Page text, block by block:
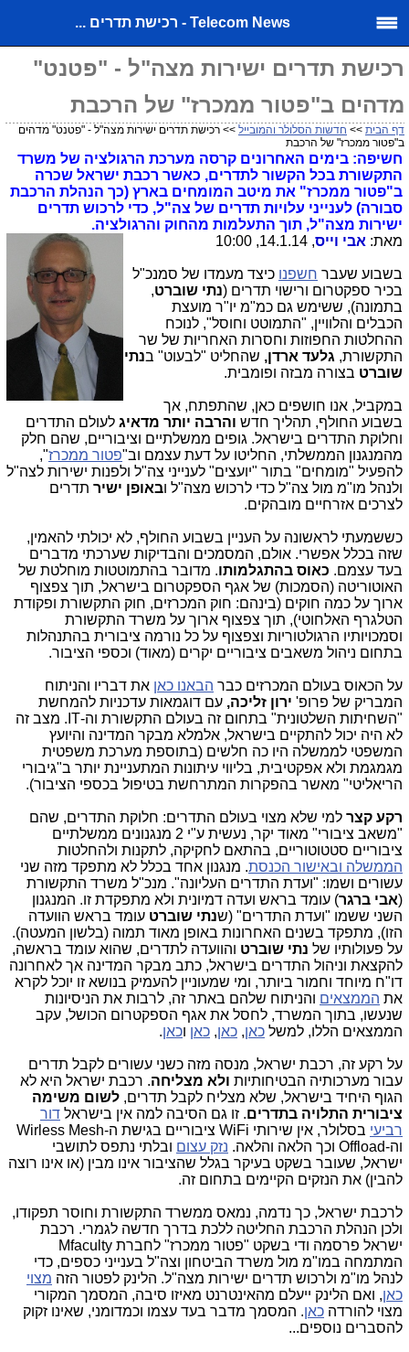
Telecom News - רכישת תדרים ...
רכישת תדרים ישירות מצה"ל - "פטנט"
מדהים ב"פטור ממכרז" של הרכבת
דף הבית >> חדשות הסלולר והמובייל >> רכישת תדרים ישירות מצה"ל - "פטנט" מדהים
ב"פטור ממכרז" של הרכבת
חשיפה: בימים האחרונים קרסה מערכת הרגולציה של משרד
התקשורת בכל הקשור לתדרים, כאשר רכבת ישראל שכרה
ב"פטור ממכרז" את מיטב המומחים בארץ (כך הנהלת הרכבת
סבורה) לענייני עלויות תדרים של צה"ל, כדי לרכוש תדרים
ישירות מצה"ל, תוך התעלמות מהחוק והרגולציה.
מאת: אבי וייס, 14.1.14, 10:00
בשבוע שעבר חשפנו כיצד מעמדו של סמנכ"ל
בכיר ספקטרום ורישוי תדרים (נתי שוברט,
בתמונה), ששימש גם כמ"מ יו"ר מועצת
הכבלים והלוויין, "התמוטט וחוסל", לנוכח
ההחלטות החפוזות וחסרות האחריות של שר
התקשורת, גלעד ארדן, שהחליט "לבעוט" בנתי
שוברט בצורה מבזה ופומבית.
במקביל, אנו חושפים כאן, שהתפתח, אך
בשבוע החולף, תהליך חדש והרבה יותר מדאיג לעולם התדרים
וחלוקת התדרים בישראל. גופים ממשלתיים וציבוריים, שהם חלק
מהמנגנון הממשלתי, החליטו על דעת עצמם וב"פטור ממכרז",
להפעיל "מומחים" בתור "יועצים" לענייני צה"ל ולפנות ישירות לצה"ל
ולנהל מו"מ מול צה"ל כדי לרכוש מצה"ל ובאופן ישיר תדרים
לצרכים אזרחיים מובהקים.
כששמעתי לראשונה על העניין בשבוע החולף, לא יכולתי להאמין,
שזה בכלל אפשרי. אולם, המסמכים והבדיקות שערכתי מדברים
בעד עצמם. כאוס בהתגלמותו. מדובר בהתמוטטות מוחלטת של
האוטוריטה (הסמכות) של אגף הספקטרום בישראל, תוך צפצוף
ארוך על כמה חוקים (בינהם: חוק המכרזים, חוק התקשורת ופקודת
הטלגרף האלחוטי), תוך צפצוף ארוך על משרד התקשורת
וסמכויותיו הרגולטוריות וצפצוף על כל נורמה ציבורית בהתנהלות
בתחום ניהול משאבים ציבוריים יקרים (מאוד) וכספי הציבור.
על הכאוס בעולם המכרזים כבר הבאנו כאן את דבריו והניתוח
המבריק של פרופ' ירון זליכה, עם דוגמאות עדכניות להמחשת
"השחיתות השלטונית" בתחום זה בעולם התקשורת וה-IT. מצב זה
לא היה יכול להתקיים בישראל, אלמלא מבקר המדינה והיועץ
המשפטי לממשלה היו כה חלשים (בתוספת מערכת משפטית
מגמגמת ולא אפקטיבית, בליווי עיתונות המתעניינת יותר ב"גיבורי
הריאליטי" מאשר בהפקרות המתרחשת בטיפול בכספי הציבור).
רקע קצר למי שלא מצוי בעולם התדרים: חלוקת התדרים, שהם
"משאב ציבורי" מאוד יקר, נעשית ע"י 2 מנגנונים ממשלתיים
ציבוריים סטטוטוריים, בהתאם לחקיקה, לתקנות ולהחלטות
הממשלה ובאישור הכנסת. מנגנון אחד בכלל לא מתפקד מזה שני
עשורים ושמו: "ועדת התדרים העליונה". מנכ"ל משרד התקשורת
(אבי ברגר) עומד בראש ועדה דמיונית ולא מתפקדת זו. המנגנון
השני ששמו "ועדת התדרים" (שנתי שוברט עומד בראש הוועדה
הזו), מתפקד בשנים האחרונות באופן מאוד תמוה (בלשון המעטה).
על פעולותיו של נתי שוברט והוועדה לתדרים, שהוא עומד בראשה,
להקצאת וניהול התדרים בישראל, כתב מבקר המדינה אך לאחרונה
דו"ח מיוחד וחמור ביותר, ומי שמעוניין להעמיק בנושא זו יוכל לקרא
את הממצאים והניתוח שלהם באתר זה, לרבות את הניסיונות
שנעשו, בתוך המשרד, לחסל את אגף הספקטרום הכושל, עקב
הממצאים הללו, למשל כאן, כאן, כאן וכאן.
על רקע זה, רכבת ישראל, מנסה מזה כשני עשורים לקבל תדרים
עבור מערכותיה הבטיחותיות ולא מצליחה. רכבת ישראל היא לא
הגוף היחיד בישראל, שלא מצליח לקבל תדרים, לשום משימה
ציבורית התלויה בתדרים. זו גם הסיבה למה אין בישראל דור
רביעי
בסלולר, אין שירותי WiFi ציבוריים בגישת ה-Wirless Mesh
וה-Offload וכך הלאה והלאה.
נזק עצום ובלתי נתפס לתושבי
ישראל, שעובר בשקט בעיקר בגלל שהציבור אינו מבין (או אינו רוצה
להבין) את הנזקים הקיימים בתחום זה.
לרכבת ישראל, כך נדמה, נמאס ממשרד התקשורת וחוסר תפקודו,
ולכן הנהלת הרכבת החליטה ללכת בדרך חדשה לגמרי. רכבת
ישראל פרסמה ודי בשקט "פטור ממכרז" לחברת Mfaculty
המתמחה במו"מ מול משרד הביטחון וצה"ל בענייני כספים, כדי
לנהל מו"מ ולרכוש תדרים ישירות מצה"ל. הלינק לפטור הזה מצוי
כאן, ואם הלינק ייעלם מהאינטרנט מאיזו סיבה, המסמך המקורי
מצוי להורדה כאן. המסמך מדבר בעד עצמו וכמדומני, שאינו זקוק
להסברים נוספים...